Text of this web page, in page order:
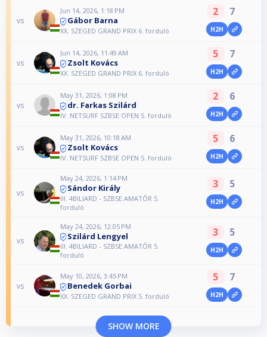
vs
Jun 14, 2026, 1:18 PM
Gábor Barna
XX. SZEGED GRAND PRIX 6. forduló
2 7
H2H
vs
Jun 14, 2026, 11:49 AM
Zsolt Kovács
XX. SZEGED GRAND PRIX 6. forduló
5 7
H2H
vs
May 31, 2026, 1:08 PM
dr. Farkas Szilárd
IV. NETSURF SZBSE OPEN 5. forduló
2 6
H2H
vs
May 31, 2026, 10:18 AM
Zsolt Kovács
IV. NETSURF SZBSE OPEN 5. forduló
5 6
H2H
vs
May 24, 2026, 1:14 PM
Sándor Király
III. 4BILIARD - SZBSE AMATŐR 5.
forduló
3 5
H2H
vs
May 24, 2026, 12:05 PM
Szilárd Lengyel
III. 4BILIARD - SZBSE AMATŐR 5.
forduló
3 5
H2H
vs
May 10, 2026, 3:45 PM
Benedek Gorbai
XX. SZEGED GRAND PRIX 5. forduló
5 7
H2H
SHOW MORE